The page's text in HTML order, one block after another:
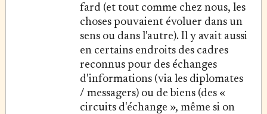
fard (et tout comme chez nous, les
choses pouvaient évoluer dans un
sens ou dans l'autre). Il y avait aussi
en certains endroits des cadres
reconnus pour des échanges
d'informations (via les diplomates
/ messagers) ou de biens (des «
circuits d'échange », même si on